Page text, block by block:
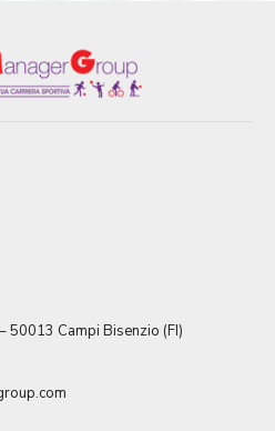
50013 Campi Bisenzio (FI)